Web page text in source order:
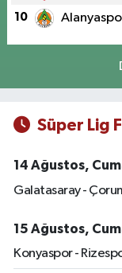
10
Süper Lig
14 Ağustos,
Galatasaray -
15 Ağustos,
Konyaspor -